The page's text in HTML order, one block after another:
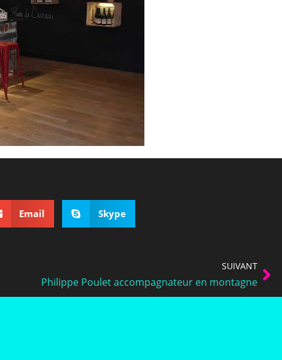
Email Skype
SUIVANT
Philippe Poulet accompagnateur en montagne